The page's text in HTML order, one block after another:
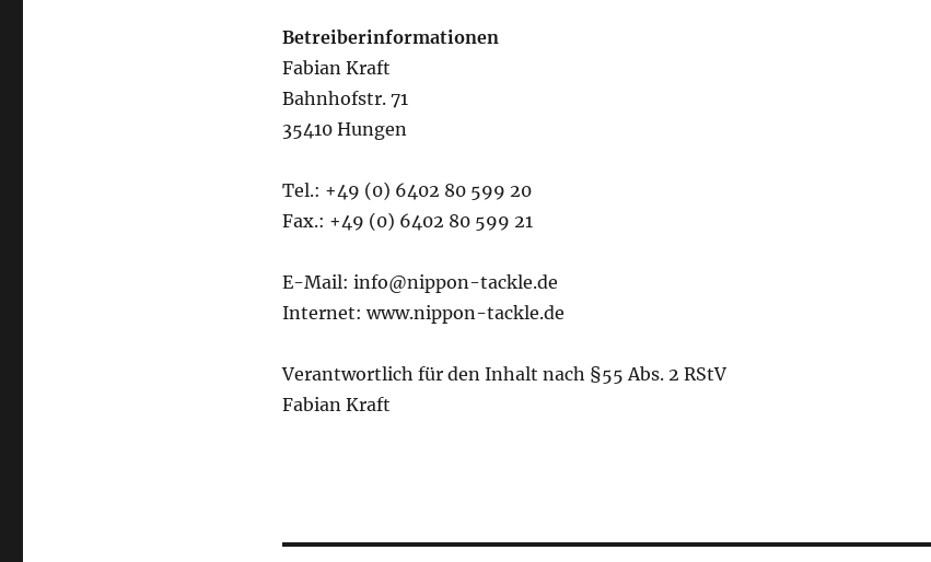
Betreiberinformationen
Fabian Kraft
Bahnhofstr. 71
35410 Hungen
Tel.: +49 (0) 6402 80 599 20
Fax.: +49 (0) 6402 80 599 21
E-Mail: info@nippon-tackle.de
Internet: www.nippon-tackle.de
Verantwortlich für den Inhalt nach §55 Abs. 2 RStV
Fabian Kraft